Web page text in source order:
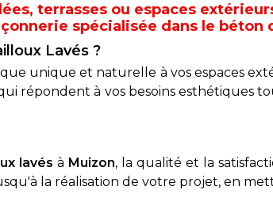
terrasses ou espaces
spécialisée dans le béton
Lavés ?
unique et naturelle à vos espaces
répondent à vos besoins esthétiques
lavés à Muizon, la qualité et la
la réalisation de votre projet, en